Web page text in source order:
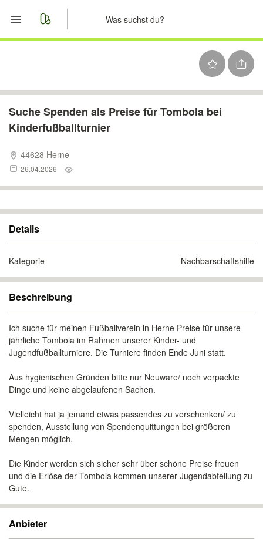
Nachrichten
Suche Spenden als Preise für Tombola bei
Kinderfußballturnier
44628 Herne
26.04.2026
Details
Kategorie Nachbarschaftshilfe
Beschreibung
Ich suche für meinen Fußballverein in Herne Preise für unsere
jährliche Tombola im Rahmen unserer Kinder- und
Jugendfußballturniere. Die Turniere finden Ende Juni statt.
Aus hygienischen Gründen bitte nur Neuware/ noch verpackte
Dinge und keine abgelaufenen Sachen.
Vielleicht hat ja jemand etwas passendes zu verschenken/ zu
spenden, Ausstellung von Spendenquittungen bei größeren
Mengen möglich.
Die Kinder werden sich sicher sehr über schöne Preise freuen
und die Erlöse der Tombola kommen unserer Jugendabteilung zu
Gute.
Anbieter